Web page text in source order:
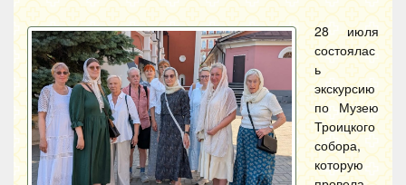
28 июля
состоялас
ь
экскурсию
по Музею
Троицкого
собора,
которую